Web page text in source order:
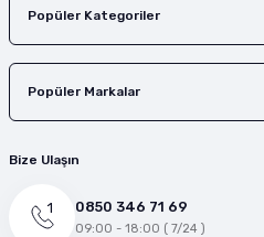
Popüler Kategoriler
Popüler Markalar
Bize Ulaşın
0850 346 71 69
09:00 - 18:00 ( 7/24 )